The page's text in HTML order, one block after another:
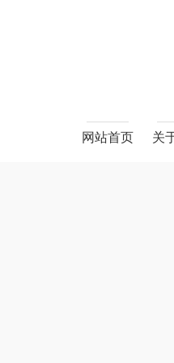
网站首页 关